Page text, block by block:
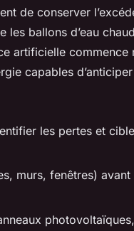
de conserver
ballons d’eau
artificielle commence
capables
les pertes et
murs, fenêtres)